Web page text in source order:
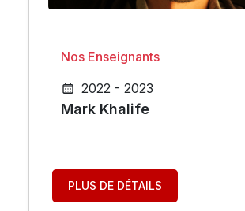
Nos Enseignants
2022 - 2023
Mark Khalife
PLUS DE DÉTAILS